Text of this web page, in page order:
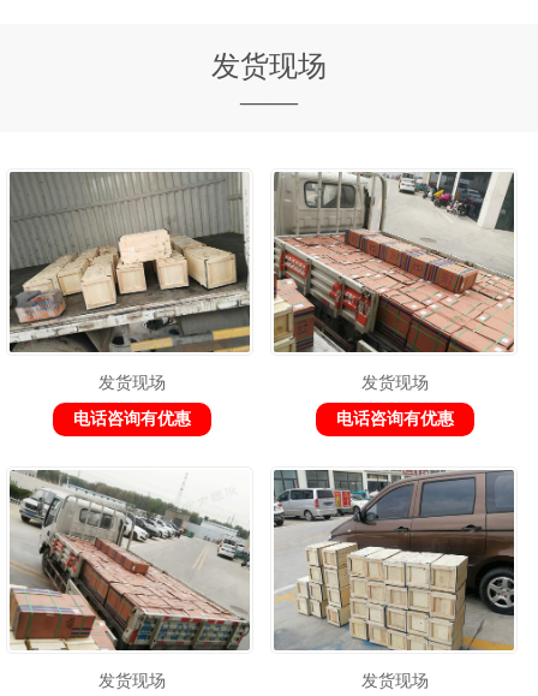
发货现场
——
发货现场
电话咨询有优惠
发货现场
电话咨询有优惠
发货现场
发货现场